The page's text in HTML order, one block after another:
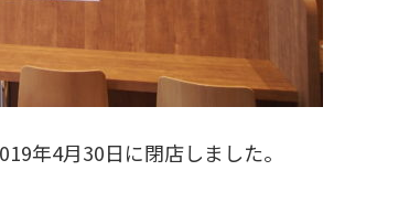
年4月30日に閉店しました。